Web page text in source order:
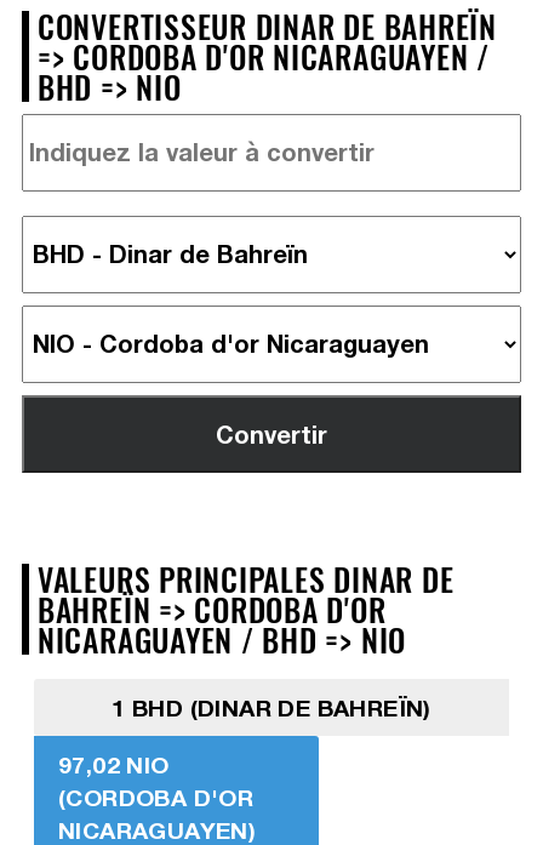
CONVERTISSEUR DINAR DE BAHREÏN
=> CORDOBA D'OR NICARAGUAYEN /
BHD => NIO
VALEURS PRINCIPALES DINAR DE
BAHREÏN => CORDOBA D'OR
NICARAGUAYEN / BHD => NIO
1 BHD (DINAR DE BAHREÏN)
97,02 NIO
(CORDOBA D'OR
NICARAGUAYEN)